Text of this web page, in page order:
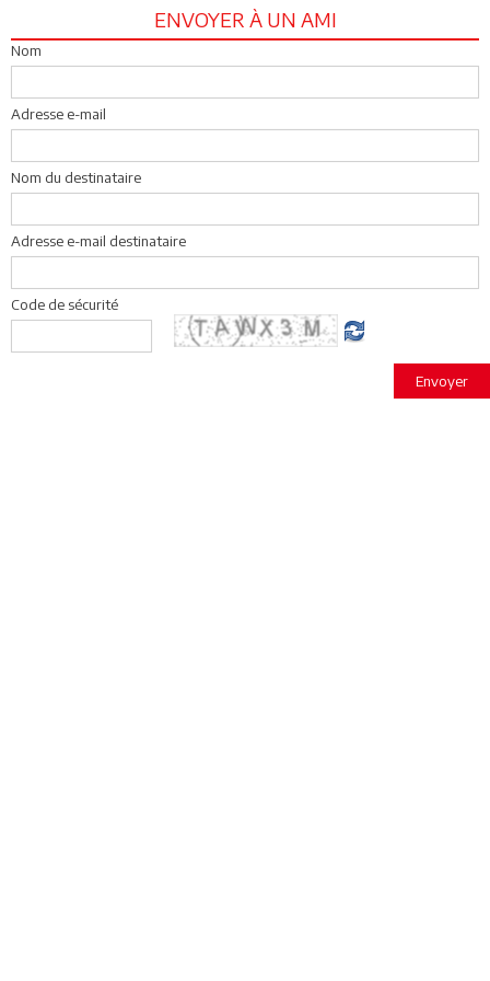
ENVOYER À UN AMI
Nom
Adresse e-mail
Nom du destinataire
Adresse e-mail destinataire
Code de sécurité
Envoyer